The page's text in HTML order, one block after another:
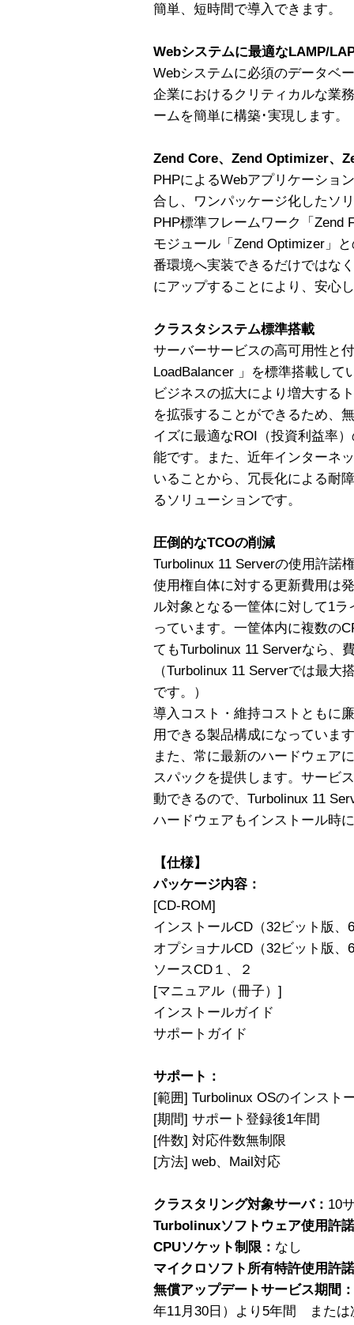
簡単、短時間で導入できます。
Webシステムに最適なLAMP/
Webシステムに必須のデータベ
企業におけるクリティカルな業
ームを簡単に構築･実現します。
Zend Core、Zend Optimizer、
PHPによるWebアプリケーショ
合し、ワンパッケージ化したソ
PHP標準フレームワーク「Zend
モジュール「Zend Optimizer」
番環境へ実装できるだけではな
にアップすることにより、安心
クラスタシステム標準搭載
サーバーサービスの高可用性と
LoadBalancer 」を標準搭載して
ビジネスの拡大により増大する
を拡張することができるため、
イズに最適なROI（投資利益率
能です。また、近年インターネ
いることから、冗長化による耐
るソリューションです。
圧倒的なTCOの削減
Turbolinux 11 Serverの使用許諾
使用権自体に対する更新費用は
ル対象となる一筐体に対して1
っています。一筐体内に複数の
てもTurbolinux 11 Serverなら、
（Turbolinux 11 Serverでは最
です。）
導入コスト・維持コストともに
用できる製品構成になっていま
また、常に最新のハードウェア
スパックを提供します。サービ
動できるので、Turbolinux 11
ハードウェアもインストール時
【仕様】
パッケージ内容：
[CD-ROM]
インストールCD（32ビット版、
オプショナルCD（32ビット版、
ソースCD１、２
[マニュアル（冊子）]
インストールガイド
サポートガイド
サポート：
[範囲] Turbolinux OSのインスト
[期間] サポート登録後1年間
[件数] 対応件数無制限
[方法] web、Mail対応
クラスタリング対象サーバ： 10
Turbolinuxソフトウェア使用許
CPUソケット制限： なし
マイクロソフト所有特許使用許
無償アップデートサービス期間：
年11月30日）より5年間 または